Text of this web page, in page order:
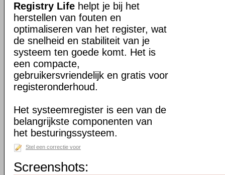
Registry Life helpt je bij het
herstellen van fouten en
optimaliseren van het register, wat
de snelheid en stabiliteit van je
systeem ten goede komt. Het is
een compacte,
gebruikersvriendelijk en gratis voor
registeronderhoud.
Het systeemregister is een van de
belangrijkste componenten van
het besturingssysteem.
Stel een correctie voor
Screenshots: